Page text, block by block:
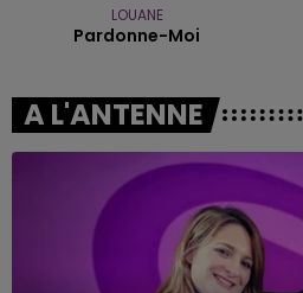
LOUANE
Pardonne-Moi
A L'ANTENNE